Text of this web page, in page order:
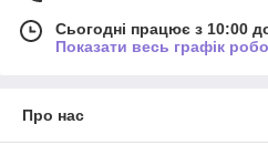
Сьогодні працює з 10:00
Показати весь графік
Про нас